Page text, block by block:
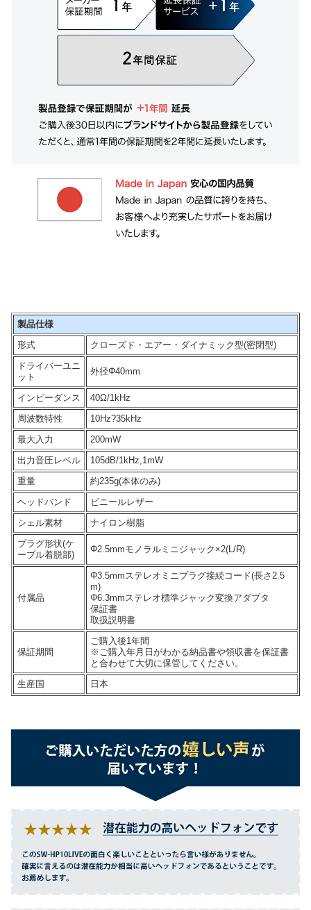
製品仕様
形式
クローズド・エアー・ダイナミック型(密閉型)
ドライバーユニ
ット
外径Φ40mm
インピーダンス
40Ω/1kHz
周波数特性
10Hz?35kHz
最大入力
200mW
出力音圧レベル
105dB/1kHz,1mW
重量
約235g(本体のみ)
ヘッドバンド
ビニールレザー
シェル素材
ナイロン樹脂
プラグ形状(ケ
ーブル着脱部)
Φ2.5mmモノラルミニジャック×2(L/R)
付属品
Φ3.5mmステレオミニプラグ接続コード(長さ2.5
m)
Φ6.3mmステレオ標準ジャック変換アダプタ
保証書
取扱説明書
保証期間
ご購入後1年間
※ご購入年月日がわかる納品書や領収書を保証書
と合わせて大切に保管してください。
生産国
日本